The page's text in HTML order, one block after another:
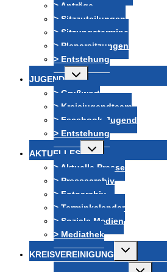
> Anträge
> Sitzzuteilungen
> Sitzungstermine
> Plenarsitzungen
> Entstehung
JUGEND
Untermenü
umschalten
> Grußwort
> Kreisjugendteam
> Facebook-Jugend
> Entstehung
AKTUELLES
Untermenü
umschalten
> Aktuelle Presse
> Pressearchiv
> Fotoarchiv
> Terminkalender
> Soziale Medien
> Mediathek
KREISVEREINIGUNG
Untermenü
Untermenü